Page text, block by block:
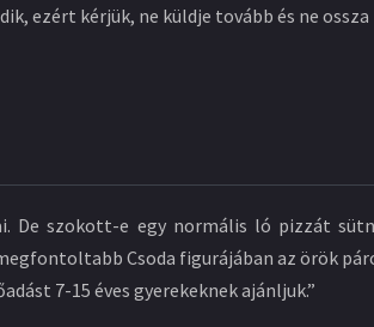
ezért kérjük, ne küldje tovább és ne ossza
De szokott-e egy normális ló pizzát
Csoda figurájában az örök
7-15 éves gyerekeknek ajánljuk.”